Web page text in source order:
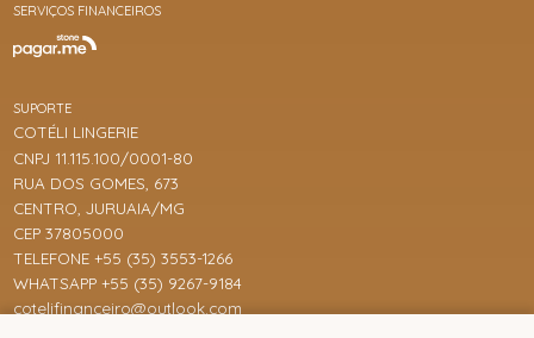
SERVIÇOS FINANCEIROS
SUPORTE
COTÉLI LINGERIE
CNPJ 11.115.100/0001-80
RUA DOS GOMES, 673
CENTRO, JURUAIA/MG
CEP 37805000
TELEFONE +55 (35) 3553-1266
WHATSAPP +55 (35) 9267-9184
cotelifinanceiro@outlook.com